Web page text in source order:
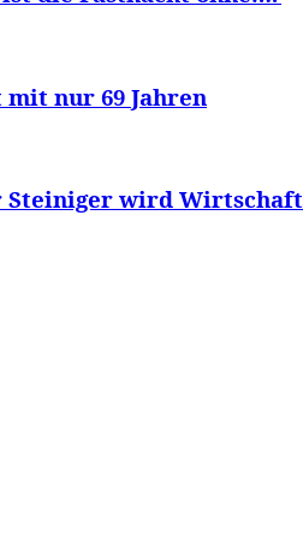
nur 69 Jahren
Steiniger wird